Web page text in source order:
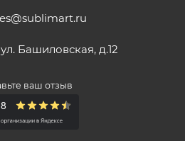
Башиловская, д.12
ваш отзыв